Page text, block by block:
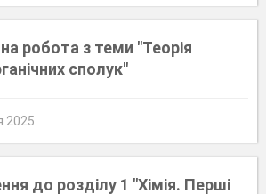
робота з теми "Теорія
сполук"
2025
до розділу 1 "Хімія. Перші